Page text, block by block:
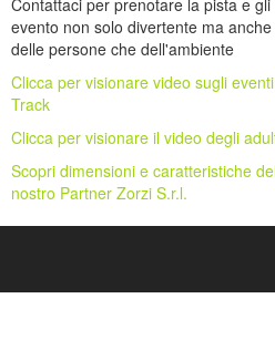
Contattaci per prenotare la pista e
evento non solo divertente ma
delle persone che dell'ambiente
Clicca per visionare video sugli
Track
Clicca per visionare il video degli
Scopri dimensioni e caratteristiche
nostro Partner Zorzi S.r.l.